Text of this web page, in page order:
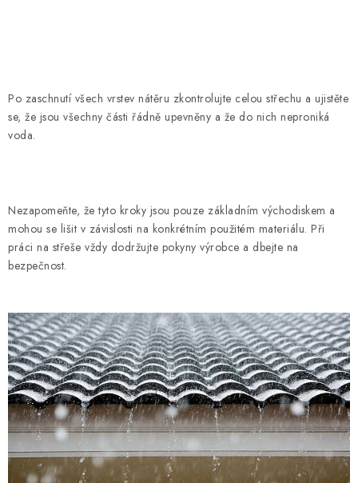
Po zaschnutí všech vrstev nátěru zkontrolujte celou střechu a ujistěte
se, že jsou všechny části řádně upevněny a že do nich neproniká
voda.
Nezapomeňte, že tyto kroky jsou pouze základním východiskem a
mohou se lišit v závislosti na konkrétním použitém materiálu. Při
práci na střeše vždy dodržujte pokyny výrobce a dbejte na
bezpečnost.